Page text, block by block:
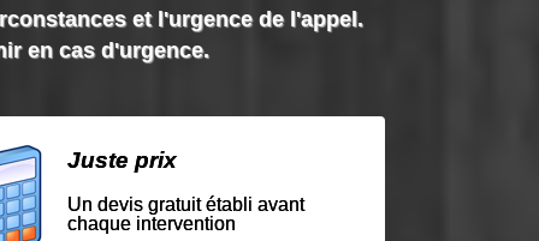
et l'urgence de l'appel.
en cas d'urgence.
Juste prix
Un devis gratuit établi avant
chaque intervention